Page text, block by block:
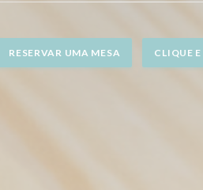
RESERVAR UMA MESA CLIQUE